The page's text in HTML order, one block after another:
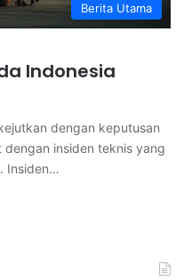
Berita Utama
Indonesia
dengan keputusan
insiden teknis yang
Insiden…